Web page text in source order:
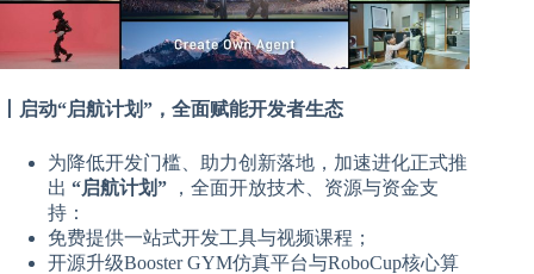
丨启动“启航计划”，全面赋能开发者生态
为降低开发门槛、助力创新落地，加速进化正式推
出 “启航计划” ，全面开放技术、资源与资金支
持：
免费提供一站式开发工具与视频课程；
开源升级Booster GYM仿真平台与RoboCup核心算